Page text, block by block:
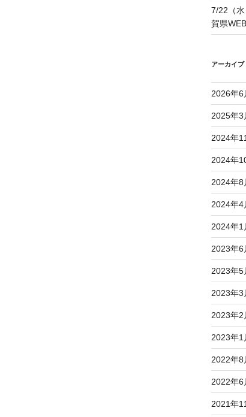
7/22（
賀県
アーカイブ
2026年6
2025年3
2024年
2024年
2024年8
2024年4
2024年1
2023年6
2023年5
2023年3
2023年2
2023年1
2022年8
2022年6
2021年